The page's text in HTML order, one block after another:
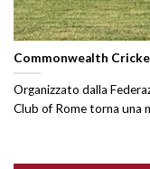
Commonwealth
Organizzato dalla
Club of Rome torna una